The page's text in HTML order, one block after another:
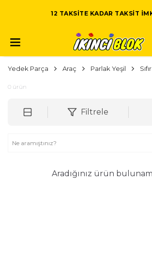
12 TAKSITE KADAR TAKSIT
Yedek Parça Araç Parlak Yeşil Sıfır
0 ürün
Filtrele
Aradığınız ürün